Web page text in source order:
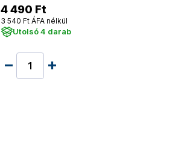
4 490 Ft
3 540 Ft ÁFA nélkül
Utolsó 4 darab